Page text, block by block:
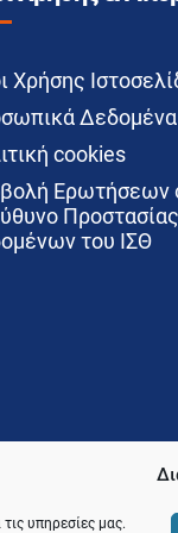
υπηρεσίες μας.
Χρήσης
Δεδομένα
cookies
Ερωτήσεων
Προστασίας
του ΙΣΘ